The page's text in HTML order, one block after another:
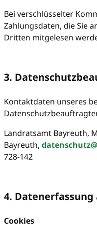
Bei verschlüsselter
Zahlungsdaten, die Sie
Dritten mitgelesen
3.
Kontaktdaten unseres
Landratsamt Bayreuth,
Bayreuth,
728-142
4.
Cookies